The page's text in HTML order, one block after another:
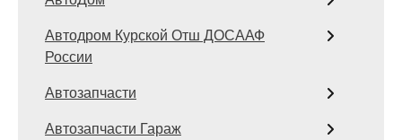
Автодром Курской Отш ДОСААФ
России
Автозапчасти
Автозапчасти Гараж